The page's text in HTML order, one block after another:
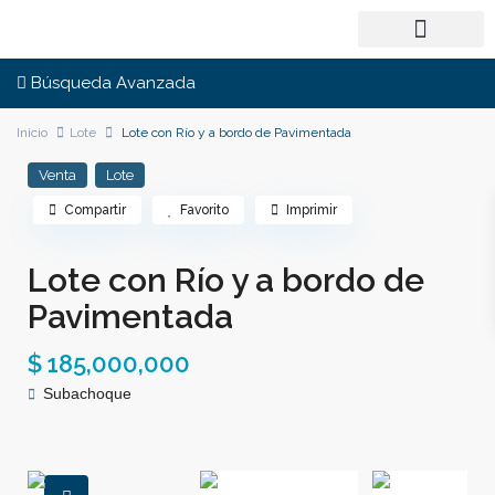
Búsqueda Avanzada
Inicio Lote Lote con Río y a bordo de Pavimentada
Venta Lote
Lote con Río y a bordo de
Pavimentada
$ 185,000,000
Subachoque
Compartir Favorito Imprimir